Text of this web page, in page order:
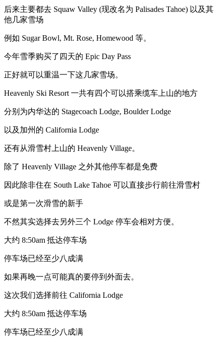
后来主要都去 Squaw Valley (现改名为 Palisades Tahoe) 以及其
他几家雪场
例如 Sugar Bowl, Mt. Rose, Homewood 等。
今年雪季购买了四天的 Epic Day Pass
正好就可以重温一下这几家雪场。
Heavenly Ski Resort 一共有四个可以搭乘缆车上山的地方
分别为内华达的 Stagecoach Lodge, Boulder Lodge
以及加州的 California Lodge
还有从滑雪村上山的 Heavenly Village。
除了 Heavenly Village 之外其他停车都是免费
因此除非住在 South Lake Tahoe 可以直接步行前往滑雪村
或是第一次滑雪的新手
不然其实选择去另外三个 Lodge 停车会相对方便。
大约 8:50am 抵达停车场
停车场已经至少八成满
如果再晚一点可能真的要停到外面去。
这次我们选择前往 California Lodge
大约 8:50am 抵达停车场
停车场已经至少八成满